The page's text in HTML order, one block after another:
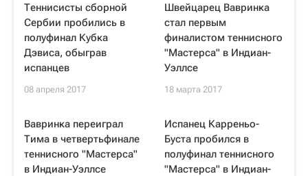
Теннисисты сборной
Сербии пробились в
полуфинал Кубка
Дэвиса, обыграв
испанцев
08 апреля 2017
Швейцарец Вавринка
стал первым
финалистом теннисного
"Мастерса" в Индиан-
Уэллсе
18 марта 2017
Вавринка переиграл
Тима в четвертьфинале
теннисного "Мастерса"
в Индиан-Уэллсе
Испанец Карреньо-
Буста пробился в
полуфинал теннисного
"Мастерса" в Индиан-